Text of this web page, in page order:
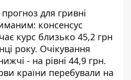
для гривні
консенсус
курс близько 45,2 грн
року. Очікування
- на рівні 44,9 грн.
країни перебували на